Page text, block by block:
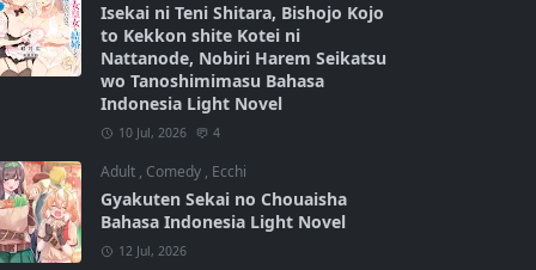
Isekai ni Teni Shitara, Bishojo Kojo
to Kekkon shite Kotei ni
Nattanode, Nobiri Harem Seikatsu
wo Tanoshimimasu Bahasa
Indonesia Light Novel
10 Jul, 2026 4
Adult , Comedy , Ecchi
Gyakuten Sekai no Chouaisha
Bahasa Indonesia Light Novel
12 Jul, 2026